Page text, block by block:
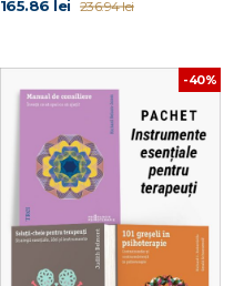
165.86 lei 236.94 lei
-40%